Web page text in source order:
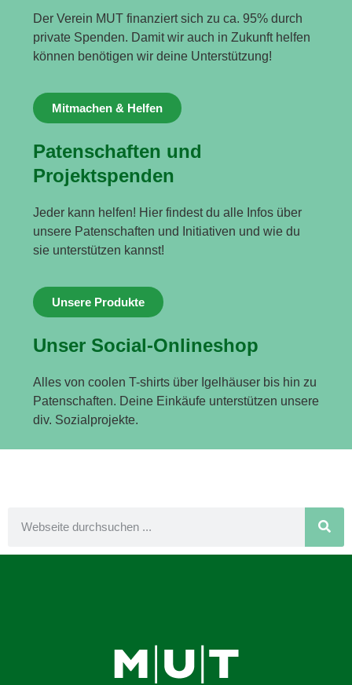
Der Verein MUT finanziert sich zu ca. 95% durch
private Spenden. Damit wir auch in Zukunft helfen
können benötigen wir deine Unterstützung!
Mitmachen & Helfen
Patenschaften und
Projektspenden
Jeder kann helfen! Hier findest du alle Infos über
unsere Patenschaften und Initiativen und wie du
sie unterstützen kannst!
Unsere Produkte
Unser Social-Onlineshop
Alles von coolen T-shirts über Igelhäuser bis hin zu
Patenschaften. Deine Einkäufe unterstützen unsere
div. Sozialprojekte.